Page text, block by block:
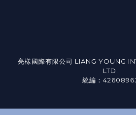
亮樣國際有限公司 LIANG YOUNG
LTD.
統編：